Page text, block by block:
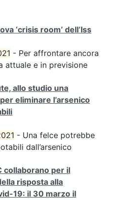
‘crisis room’ dell’Iss
- Per affrontare ancora
attuale e in previsione
allo studio una
eliminare l’arsenico
- Una felce potrebbe
dall’arsenico
collaborano per il
risposta alla
19: il 30 marzo il